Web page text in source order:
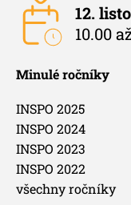
12.
10.00
Minulé ročníky
INSPO 2025
INSPO 2024
INSPO 2023
INSPO 2022
všechny ročníky